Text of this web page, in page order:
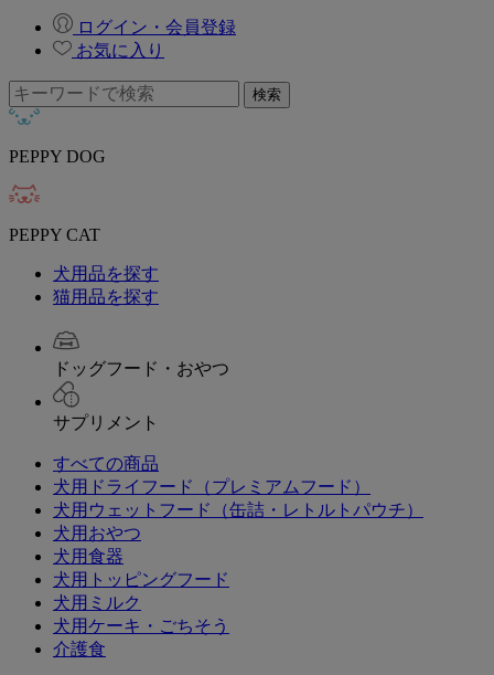
ログイン・会員登録
お気に入り
PEPPY DOG
PEPPY CAT
犬用品を探す
猫用品を探す
ドッグフード・おやつ
サプリメント
すべての商品
犬用ドライフード（プレミアムフード）
犬用ウェットフード（缶詰・レトルトパウチ）
犬用おやつ
犬用食器
犬用トッピングフード
犬用ミルク
犬用ケーキ・ごちそう
介護食